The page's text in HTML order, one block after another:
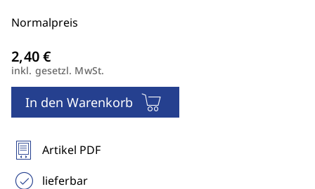
Normalpreis
inkl. gesetzl. MwSt.
In den Warenkorb
Artikel PDF
lieferbar